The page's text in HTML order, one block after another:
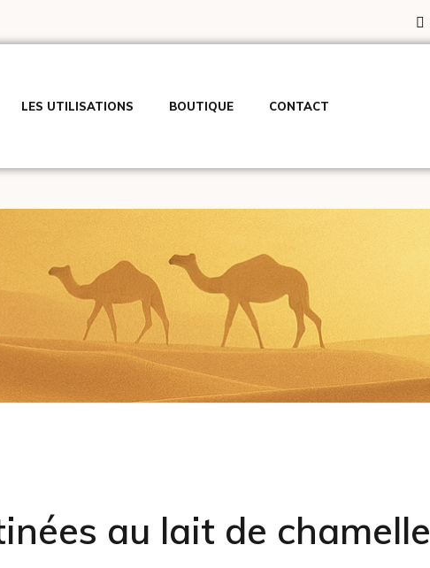
LES UTILISATIONS BOUTIQUE CONTACT
au lait de chamelle